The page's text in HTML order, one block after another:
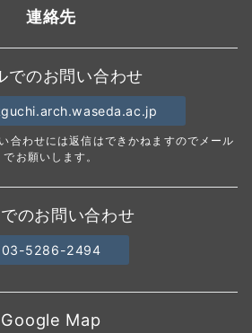
連絡先
でのお問い合わせ
合わせには返信はできかねますのでメール
でお願いします。
のお問い合わせ
03-5286-2494
Google Map